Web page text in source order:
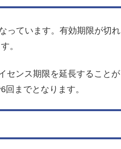
っています。有効期限が切れ
。
センス期限を延長することが
までとなります。